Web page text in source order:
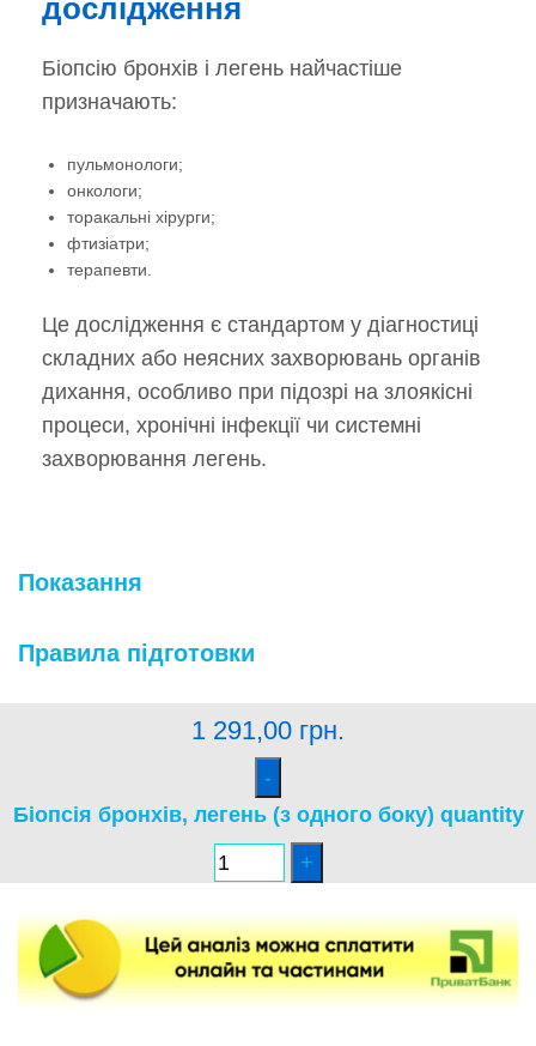
дослідження
Біопсію бронхів і легень найчастіше
призначають:
пульмонологи;
онкологи;
торакальні хірурги;
фтизіатри;
терапевти.
Це дослідження є стандартом у діагностиці
складних або неясних захворювань органів
дихання, особливо при підозрі на злоякісні
процеси, хронічні інфекції чи системні
захворювання легень.
Показання
Правила підготовки
1 291,00 грн.
Біопсія бронхів, легень (з одного боку) quantity